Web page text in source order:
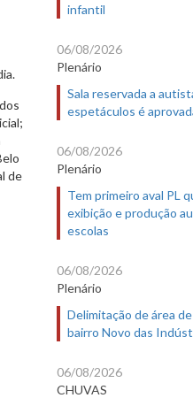
de
infantil
06/08/2026
Plenário
Sala reservada a
espetáculos é
06/08/2026
Plenário
Tem primeiro aval PL
exibição e produção
escolas
06/08/2026
Plenário
Delimitação de área
bairro Novo das
06/08/2026
CHUVAS